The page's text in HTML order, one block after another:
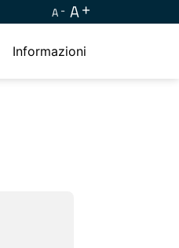
A A
Informazioni